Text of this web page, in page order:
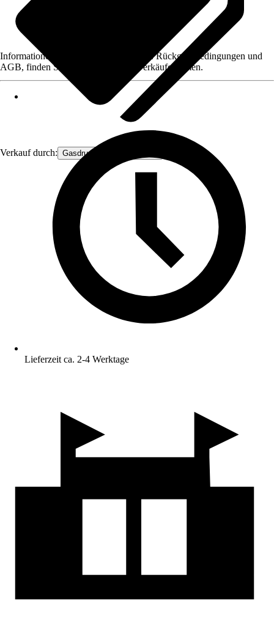
Verkauf durch: Gasdruckfeder Großhandel
Informationen des Verkäufers, wie z. B. Rückgabebedingungen und
AGB, finden Sie bei Klick auf den Verkäufernamen.
Lieferzeit ca. 2-4 Werktage